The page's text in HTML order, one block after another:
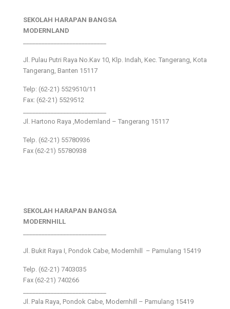
SEKOLAH HARAPAN BANGSA
MODERNLAND
Jl. Pulau Putri Raya No.Kav 10, Klp. Indah, Kec. Tangerang, Kota
Tangerang, Banten 15117
Telp: (62-21) 5529510/11
Fax: (62-21) 5529512
Jl. Hartono Raya ,Modernland – Tangerang 15117
Telp. (62-21) 55780936
Fax (62-21) 55780938
SEKOLAH HARAPAN BANGSA
MODERNHILL
Jl. Bukit Raya I, Pondok Cabe, Modernhill – Pamulang 15419
Telp. (62-21) 7403035
Fax (62-21) 740266
Jl. Pala Raya, Pondok Cabe, Modernhill – Pamulang 15419